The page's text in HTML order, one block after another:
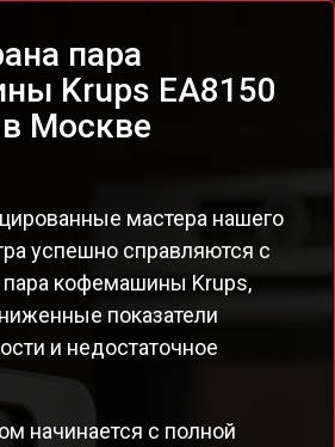
пара
Krups EA8150
в Москве
мастера нашего
успешно справляются с
кофемашины Krups,
показатели
и недостаточное
начинается с полной